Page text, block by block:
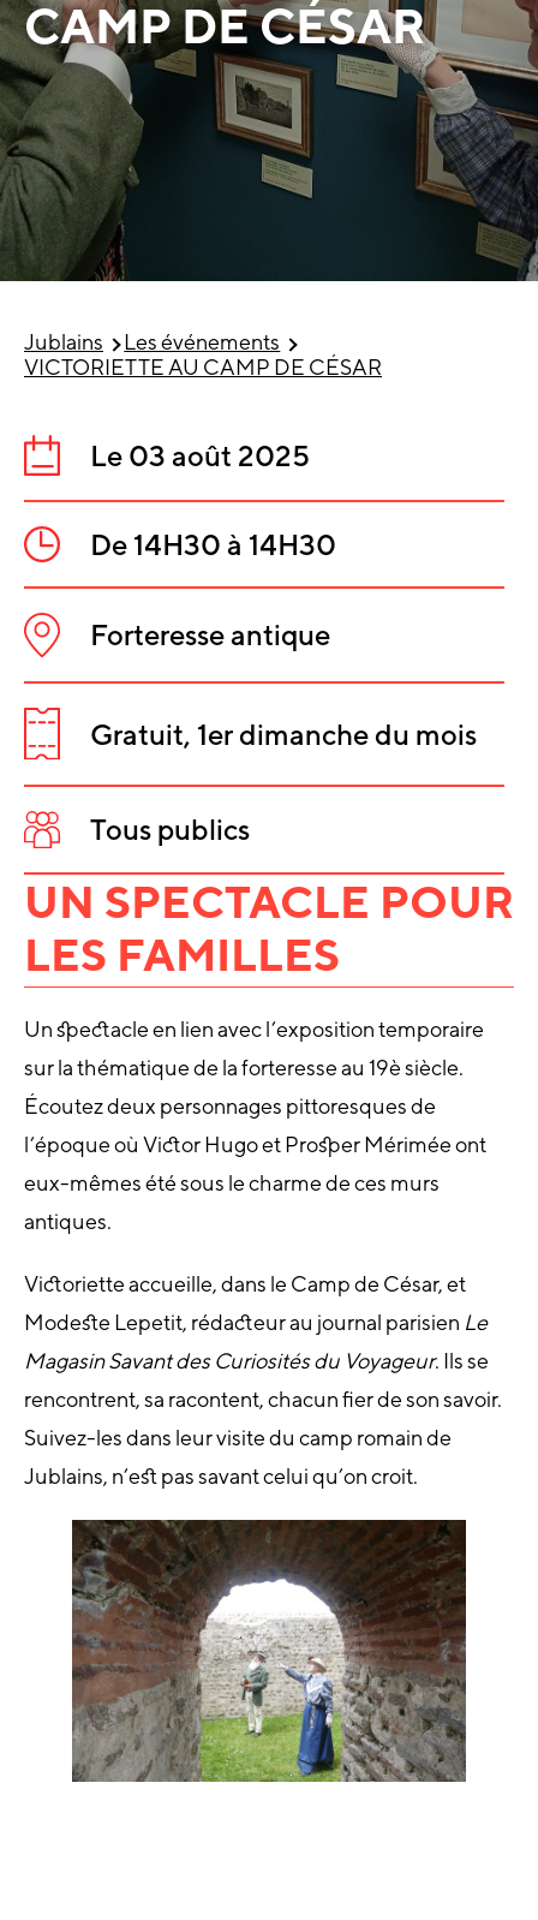
Jublains
Les événements
VICTORIETTE AU CAMP DE CÉSAR
CAMP DE CÉSAR
Date
:
Le 03 août 2025
Heure
:
De 14H30 à 14H30
Lieu
:
Forteresse antique
Tarifs
:
Gratuit, 1er dimanche du mois
Public
:
Tous publics
UN SPECTACLE POUR
LES FAMILLES
Un spectacle en lien avec l’exposition temporaire
sur la thématique de la forteresse au 19è siècle.
Écoutez deux personnages pittoresques de
l’époque où Victor Hugo et Prosper Mérimée ont
eux-mêmes été sous le charme de ces murs
antiques.
Victoriette accueille, dans le Camp de César, et
Modeste Lepetit, rédacteur au journal parisien Le
Magasin Savant des Curiosités du Voyageur. Ils se
rencontrent, sa racontent, chacun fier de son savoir.
Suivez-les dans leur visite du camp romain de
Jublains, n’est pas savant celui qu’on croit.